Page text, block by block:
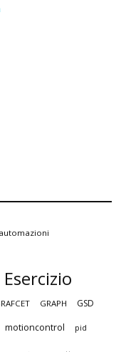
automazioni
Esercizio
GRAPH GSD
motioncontrol pid